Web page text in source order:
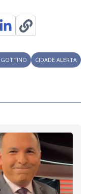
CIDADE ALERTA